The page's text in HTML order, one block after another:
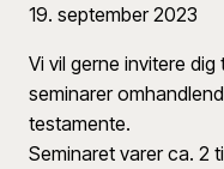
19. september 2023
Vi vil gerne invitere
seminarer
testamente.
Seminaret varer ca. 2